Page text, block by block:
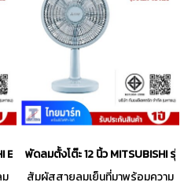
ร้อนให้เป็นความเย็นสบายที่ลงตัว
กับไลฟ์สไตล์คุณ
ELECTRIC รุ่น D12A-GZ CY-RD
พัดลมตั้งโต๊ะ 12 นิ้ว MITSUBISHI รุ่น
สัมผัสสายลมเย็นที่มาพร้อมความ